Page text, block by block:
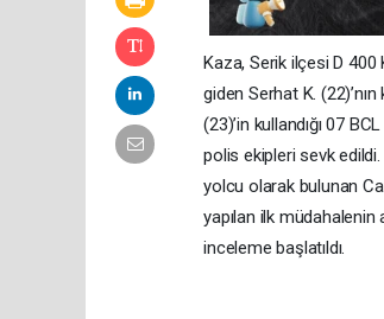
Kaza, Serik ilçesi D
giden Serhat K.
(23)’in kullandığı 07
polis ekipleri sevk
yolcu olarak bulunan
yapılan ilk
inceleme başlatıldı.